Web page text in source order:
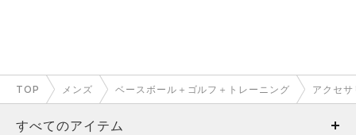
TOP メンズ ベースボール＋ゴルフ＋トレーニング アクセサ
すべてのアイテム